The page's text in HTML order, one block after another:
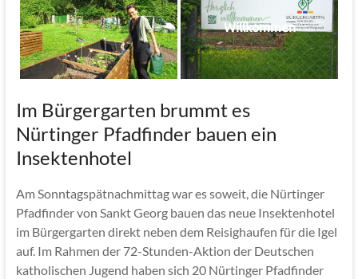
Willkommen
Im Bürgergarten brummt es
Nürtinger Pfadfinder bauen ein
Insektenhotel
Am Sonntagspätnachmittag war es soweit, die Nürtinger
Pfadfinder von Sankt Georg bauen das neue Insektenhotel
im Bürgergarten direkt neben dem Reisighaufen für die Igel
auf. Im Rahmen der 72-Stunden-Aktion der Deutschen
katholischen Jugend haben sich 20 Nürtinger Pfadfinder